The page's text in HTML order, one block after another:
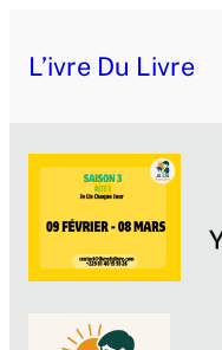
L’ivre Du Livre